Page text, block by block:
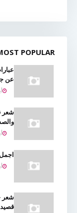
POPULAR
عن
شعر
شعر